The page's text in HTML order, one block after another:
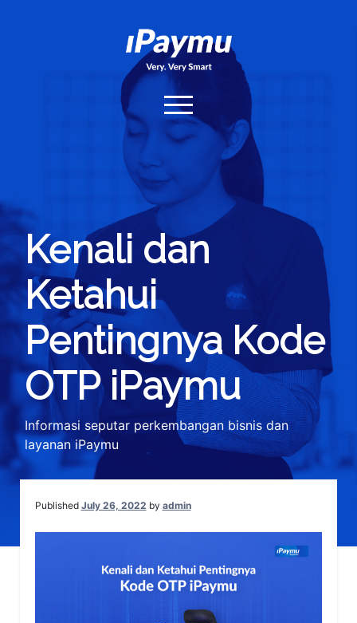
iPaymu.com
open
menu
Home
Hubungi Kami
Login
Kenali dan
Ketahui
Pentingnya Kode
OTP iPaymu
Informasi seputar perkembangan bisnis dan
layanan iPaymu
Published July 26, 2022 by admin